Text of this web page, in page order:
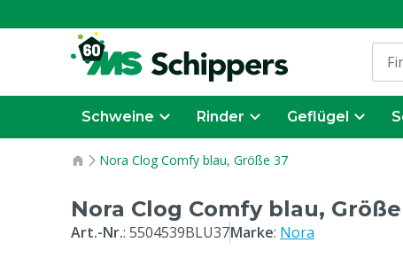
Schweine Rinder Geflügel
Nora Clog Comfy blau, Größe 37
Nora Clog Comfy blau,
Art.-Nr.: 5504539BLU37Marke: Nora